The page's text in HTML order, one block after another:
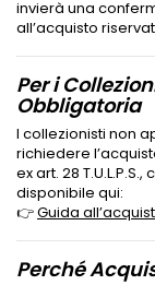
invierà una
all’acquisto
Per i
Obbligatoria
I collezionisti non
richiedere
ex art. 28
disponibile qui:
👉Guida
Perché